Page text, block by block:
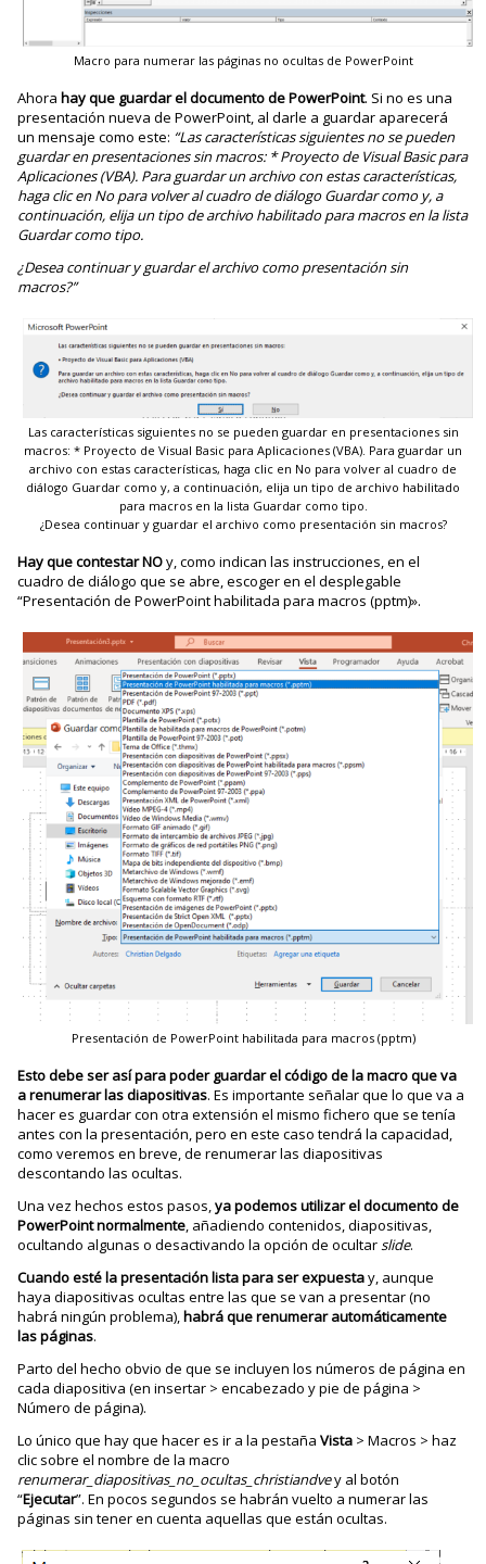
Macro para numerar las páginas no ocultas de PowerPoint
Ahorahay que guardar el documento de PowerPoint. Si no es una
presentación nueva de PowerPoint, al darle a guardar aparecerá
un mensaje como este: “Las características siguientes no se pueden
guardar en presentaciones sin macros: * Proyecto de Visual Basic para
Aplicaciones (VBA). Para guardar un archivo con estas características,
haga clic en No para volver al cuadro de diálogo Guardar como y, a
continuación, elija un tipo de archivo habilitado para macros en la lista
Guardar como tipo.
¿Desea continuar y guardar el archivo como presentación sin
macros?”
Las características siguientes no se pueden guardar en presentaciones sin
macros: * Proyecto de Visual Basic para Aplicaciones (VBA). Para guardar un
archivo con estas características, haga clic en No para volver al cuadro de
diálogo Guardar como y, a continuación, elija un tipo de archivo habilitado
para macros en la lista Guardar como tipo.
¿Desea continuar y guardar el archivo como presentación sin macros?
Hay que contestar NOy, como indican las instrucciones, en el
cuadro de diálogo que se abre, escoger en el desplegable
“Presentación de PowerPoint habilitada para macros (pptm)».
Presentación de PowerPoint habilitada para macros (pptm)
Esto debe ser así para poder guardar el código de la macro que va
a renumerar las diapositivas. Es importante señalar que lo que va a
hacer es guardar con otra extensión el mismo fichero que se tenía
antes con la presentación, pero en este caso tendrá la capacidad,
como veremos en breve, de renumerar las diapositivas
descontando las ocultas.
Una vez hechos estos pasos,ya podemos utilizar el documento de
PowerPoint normalmente, añadiendo contenidos, diapositivas,
ocultando algunas o desactivando la opción de ocultarslide.
Cuando esté la presentación lista para ser expuestay, aunque
haya diapositivas ocultas entre las que se van a presentar (no
habrá ningún problema),habrá que renumerar automáticamente
las páginas.
Parto del hecho obvio de que se incluyen los números de página en
cada diapositiva (en insertar > encabezado y pie de página >
Número de página).
Lo único que hay que hacer es ir a la pestañaVista > Macros > haz
clic sobre el nombre de la macro
renumerar_diapositivas_no_ocultas_christiandvey al botón
“Ejecutar”. En pocos segundos se habrán vuelto a numerar las
páginas sin tener en cuenta aquellas que están ocultas.